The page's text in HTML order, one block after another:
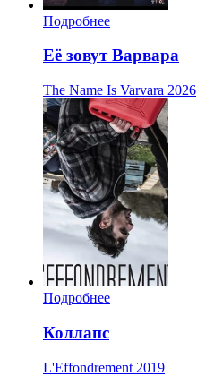
Подробнее
Её зовут Варвара
The Name Is Varvara 2026
Подробнее
Коллапс
L'Effondrement 2019